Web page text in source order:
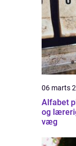
06 marts
Alfabet
og
væg